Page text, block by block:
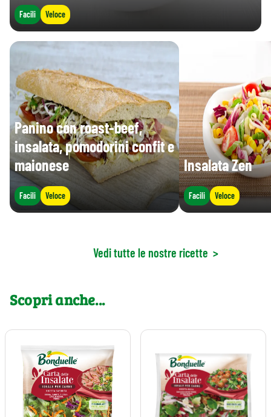
Facili Veloce
Panino con roast-beef,
insalata, pomodorini confit e
maionese
Facili Veloce
Insalata Zen
Facili Veloce
Vedi tutte le nostre ricette >
Scopri anche...